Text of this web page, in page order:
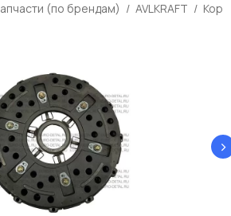
(по брендам) AVLKRAFT
›